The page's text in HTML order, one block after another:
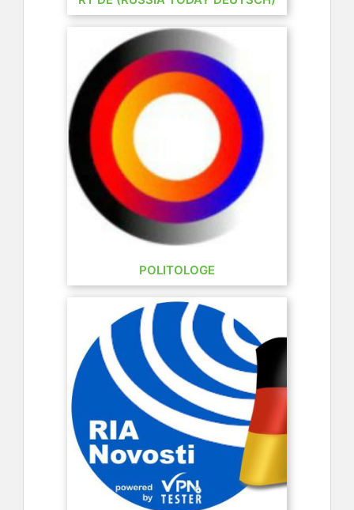
POLITOLOGE